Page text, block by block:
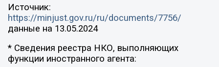
Источник:
https://minjust.gov.ru/ru/documents/7756/
данные на 13.05.2024
* Сведения реестра НКО, выполняющих
функции иностранного агента: